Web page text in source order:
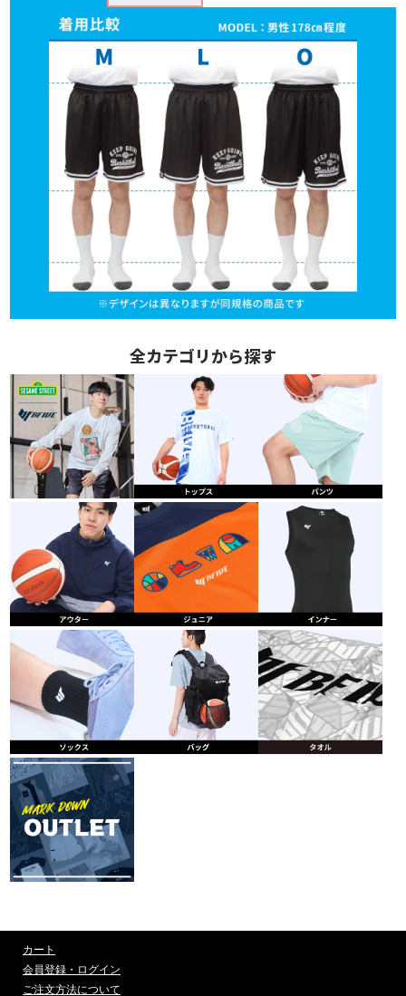
全カテゴリから探す
カート
会員登録・ログイン
ご注文方法について